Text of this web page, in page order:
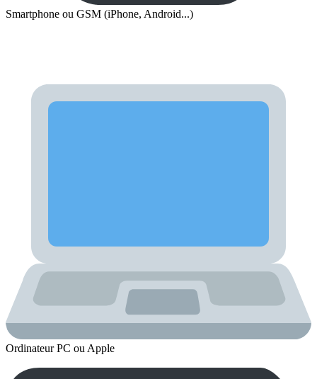
Smartphone ou GSM (iPhone, Android...)
Ordinateur PC ou Apple